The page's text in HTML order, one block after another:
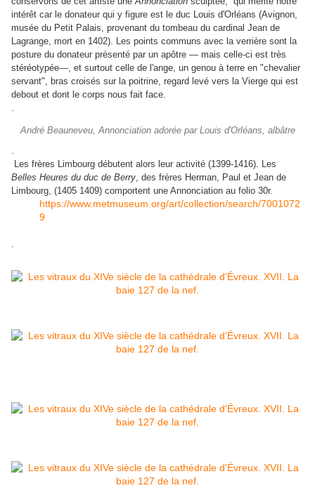
intérêt car le donateur qui y figure est le duc Louis d'Orléans (Avignon,
musée du Petit Palais, provenant du tombeau du cardinal Jean de
Lagrange, mort en 1402). Les points communs avec la verrière sont la
posture du donateur présenté par un apôtre — mais celle-ci est très
stéréotypée—, et surtout celle de l'ange, un genou à terre en "chevalier
servant", bras croisés sur la poitrine, regard levé vers la Vierge qui est
debout et dont le corps nous fait face.
André Beauneveu, Annonciation adorée par Louis d'Orléans, albâtre
Les frères Limbourg débutent alors leur activité (1399-1416). Les
Belles Heures du duc de Berry, des frères Herman, Paul et Jean de
Limbourg, (1405 1409) comportent une Annonciation au folio 30r.
https://www.metmuseum.org/art/collection/search/7001072
9
.